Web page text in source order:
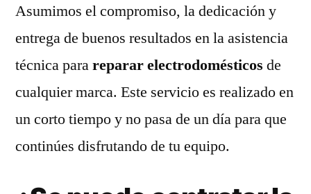
Asumimos el compromiso, la dedicación y
entrega de buenos resultados en la asistencia
técnica parareparar electrodomésticos de
cualquier marca. Este servicio es realizado en
un corto tiempo y no pasa de un día para que
continúes disfrutando de tu equipo.